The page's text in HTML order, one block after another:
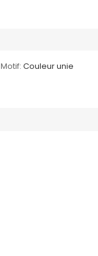
Motif: Couleur unie